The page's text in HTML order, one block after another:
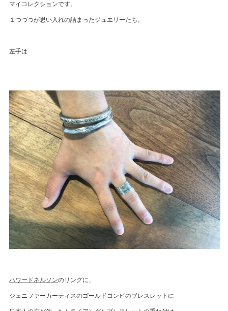
マイコレクションです。
１つづつが思い入れの詰まったジュエリーたち。
左手は
ハワードネルソンのリングに、
ジェニファーカーティスのゴールドコンビのブレスレットに